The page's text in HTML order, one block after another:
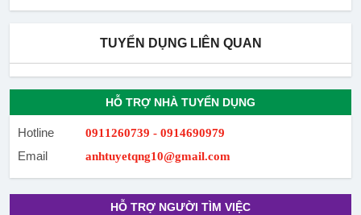
TUYỂN DỤNG LIÊN QUAN
HỖ TRỢ NHÀ TUYỂN DỤNG
Hotline 0911260739 - 0914690979
Email anhtuyetqng10@gmail.com
HỖ TRỢ NGƯỜI TÌM VIỆC